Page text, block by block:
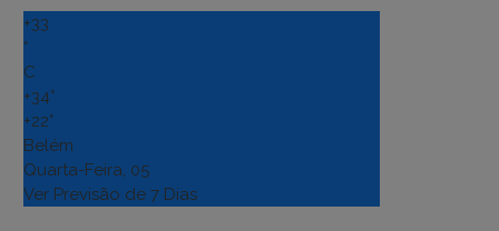
+33
°
C
+34°
+22°
Belém
Quarta-Feira, 05
Ver Previsão de 7 Dias